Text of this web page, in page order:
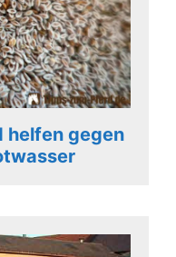
helfen gegen